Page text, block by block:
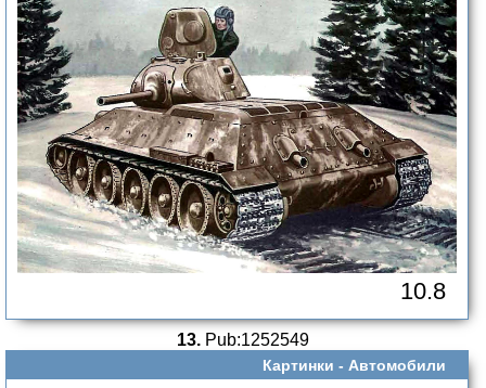
10.8
13. Pub:1252549
Картинки - Автомобили